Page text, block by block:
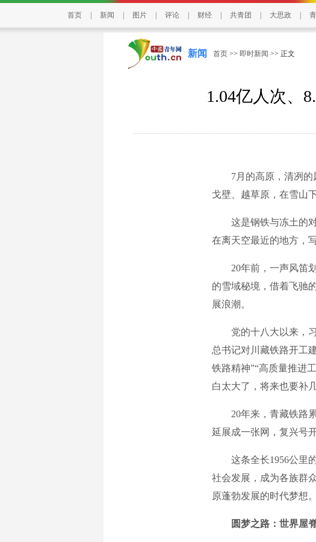
首页 新闻 图片 评论 财经 共青团 大思政
新闻 首页 >> 即时新闻 >> 正文
1.04亿人次、
7月的高原，清冽的
戈壁、越草原，在雪山
这是钢铁与冻土的对
在离天空最近的地方，
20年前，一声风笛划
的雪域秘境，借着飞驰
展浪潮。
党的十八大以来，习
总书记对川藏铁路开工
铁路精神”“高质量推进
白太大了，将来也要补
20年来，青藏铁路累
延展成一张网，复兴号
这条全长1956公里的
社会发展，成为各族群
原蓬勃发展的时代梦想。
圆梦之路：世界屋